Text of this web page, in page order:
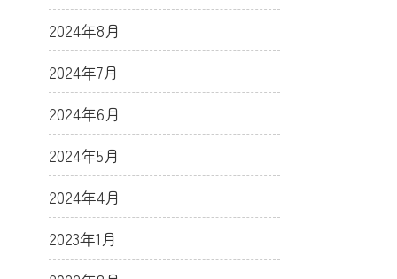
2024年8月
2024年7月
2024年6月
2024年5月
2024年4月
2023年1月